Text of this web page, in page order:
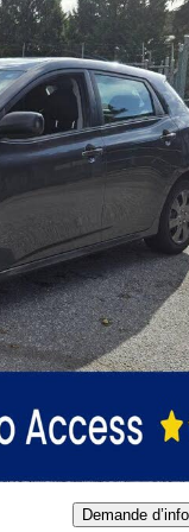
Aucune
Demande d’info